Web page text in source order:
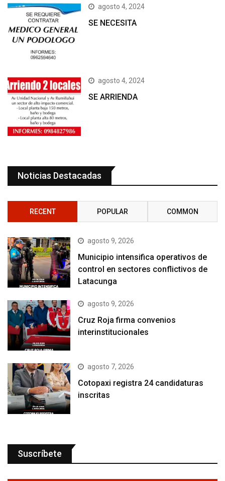
agosto 4, 2024
SE NECESITA
agosto 4, 2024
SE ARRIENDA
Noticias Destacadas
RECENT POPULAR COMMON
agosto 9, 2026
Municipio intensifica operativos de
control en sectores conflictivos de
Latacunga
agosto 9, 2026
Cruz Roja firma convenios
interinstitucionales
agosto 7, 2026
Cotopaxi registra 24 candidaturas
inscritas
Suscríbete